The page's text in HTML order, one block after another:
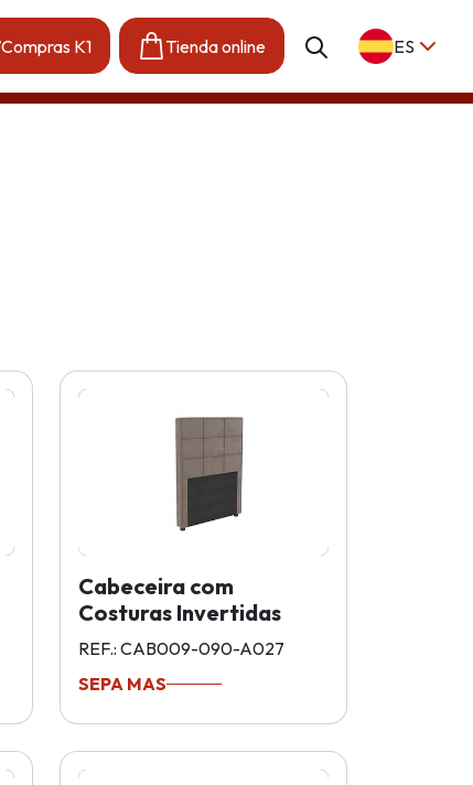
Compras K1 Tienda online ES
Cabeceira com
Costuras Invertidas
REF.: CAB009-090-A027
SEPA MAS